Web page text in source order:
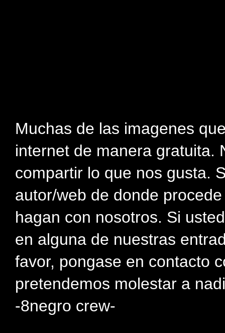
Muchas de las imagenes
internet de manera gratuita.
compartir lo que nos gusta.
autor/web de donde
hagan con nosotros. Si
en alguna de nuestras
favor, pongase en contacto
pretendemos molestar a
-8negro crew-